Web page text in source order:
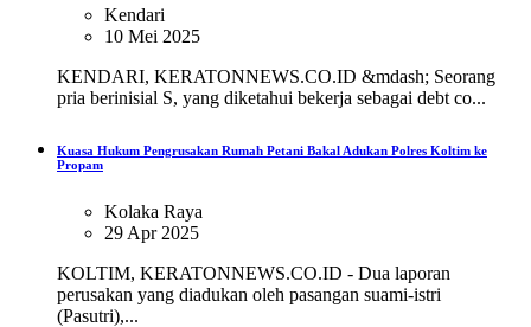
Kendari
10 Mei 2025
KENDARI, KERATONNEWS.CO.ID &mdash; Seorang
pria berinisial S, yang diketahui bekerja sebagai debt co...
Kuasa Hukum Pengrusakan Rumah Petani Bakal Adukan Polres Koltim ke
Propam
Kolaka Raya
29 Apr 2025
KOLTIM, KERATONNEWS.CO.ID - Dua laporan
perusakan yang diadukan oleh pasangan suami-istri
(Pasutri),...